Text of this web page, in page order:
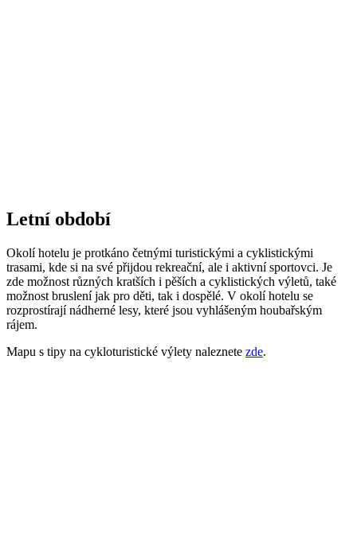
Letní období
Okolí hotelu je protkáno četnými turistickými a cyklistickými
trasami, kde si na své přijdou rekreační, ale i aktivní sportovci. Je
zde možnost různých kratších i pěších a cyklistických výletů, také
možnost bruslení jak pro děti, tak i dospělé. V okolí hotelu se
rozprostírají nádherné lesy, které jsou vyhlášeným houbařským
rájem.
Mapu s tipy na cykloturistické výlety naleznete zde.